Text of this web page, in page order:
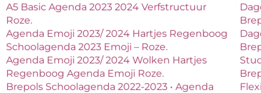
A5 Basic Agenda 2023 2024 Verfstructuur
Roze.
Agenda Emoji 2023/ 2024 Hartjes Regenboog
Schoolagenda 2023 Emoji – Roze.
Agenda Emoji 2023/ 2024 Wolken Hartjes
Regenboog Agenda Emoji Roze.
Brepols Schoolagenda 2022-2023 • Agenda